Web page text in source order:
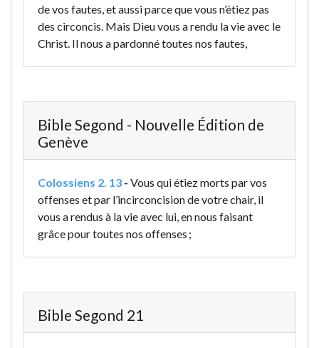
de vos fautes, et aussi parce que vous n’étiez pas
des circoncis. Mais Dieu vous a rendu la vie avec le
Christ. Il nous a pardonné toutes nos fautes,
Bible Segond - Nouvelle Édition de
Genève
Colossiens 2. 13 - Vous qui étiez morts par vos
offenses et par l’incirconcision de votre chair, il
vous a rendus à la vie avec lui, en nous faisant
grâce pour toutes nos offenses ;
Bible Segond 21